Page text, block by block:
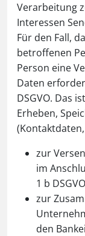
Verarbeitung
Interessen
Für den Fall,
betroffenen
Person eine
Daten
DSGVO. Das
Erheben,
zur
im
1 b DSGVO
zur
den